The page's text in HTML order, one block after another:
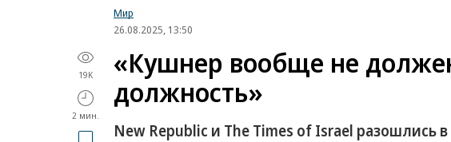
Мир
26.08.2025, 13:50
19K
2 мин.
«Кушнер вообще не
должность»
New Republic и The Times of Israel разошлись